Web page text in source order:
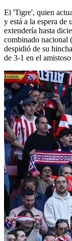
El 'Tigre', quien
y está a la espera de
extendería hasta
combinado nacional
despidió de su
de 3-1 en el